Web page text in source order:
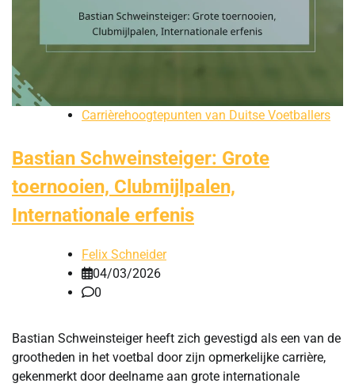
Carrièrehoogtepunten van Duitse Voetballers
Bastian Schweinsteiger: Grote
toernooien, Clubmijlpalen,
Internationale erfenis
Felix Schneider
04/03/2026
0
Bastian Schweinsteiger heeft zich gevestigd als een van de
grootheden in het voetbal door zijn opmerkelijke carrière,
gekenmerkt door deelname aan grote internationale